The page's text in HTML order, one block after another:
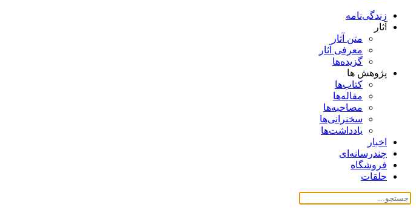
زندگی‌نامه
آثار
متن آثار
معرفی آثار
گزیده‌ها
پژوهش ها
کتاب‌ها
مقاله‌ها
مصاحبه‌ها
سخنرانی‌ها
یادداشت‌ها
اخبار
چندرسانه‌ای
فروشگاه
حلقات